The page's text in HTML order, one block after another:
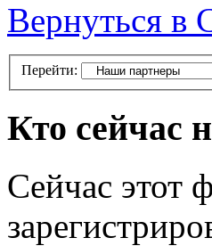
Вернуться в
Перейти:
Кто сейчас
Сейчас этот